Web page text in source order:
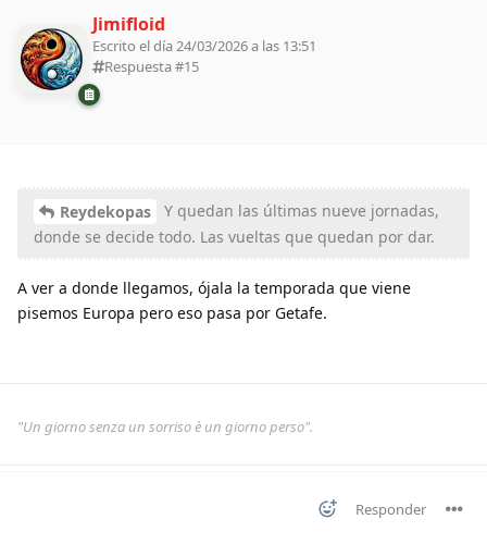
Jimifloid
Escrito el día 24/03/2026 a las 13:51
Respuesta #15
Reydekopas
Y quedan las últimas nueve jornadas,
donde se decide todo. Las vueltas que quedan por dar.
A ver a donde llegamos, ójala la temporada que viene
pisemos Europa pero eso pasa por Getafe.
"Un giorno senza un sorriso è un giorno perso".
Responder